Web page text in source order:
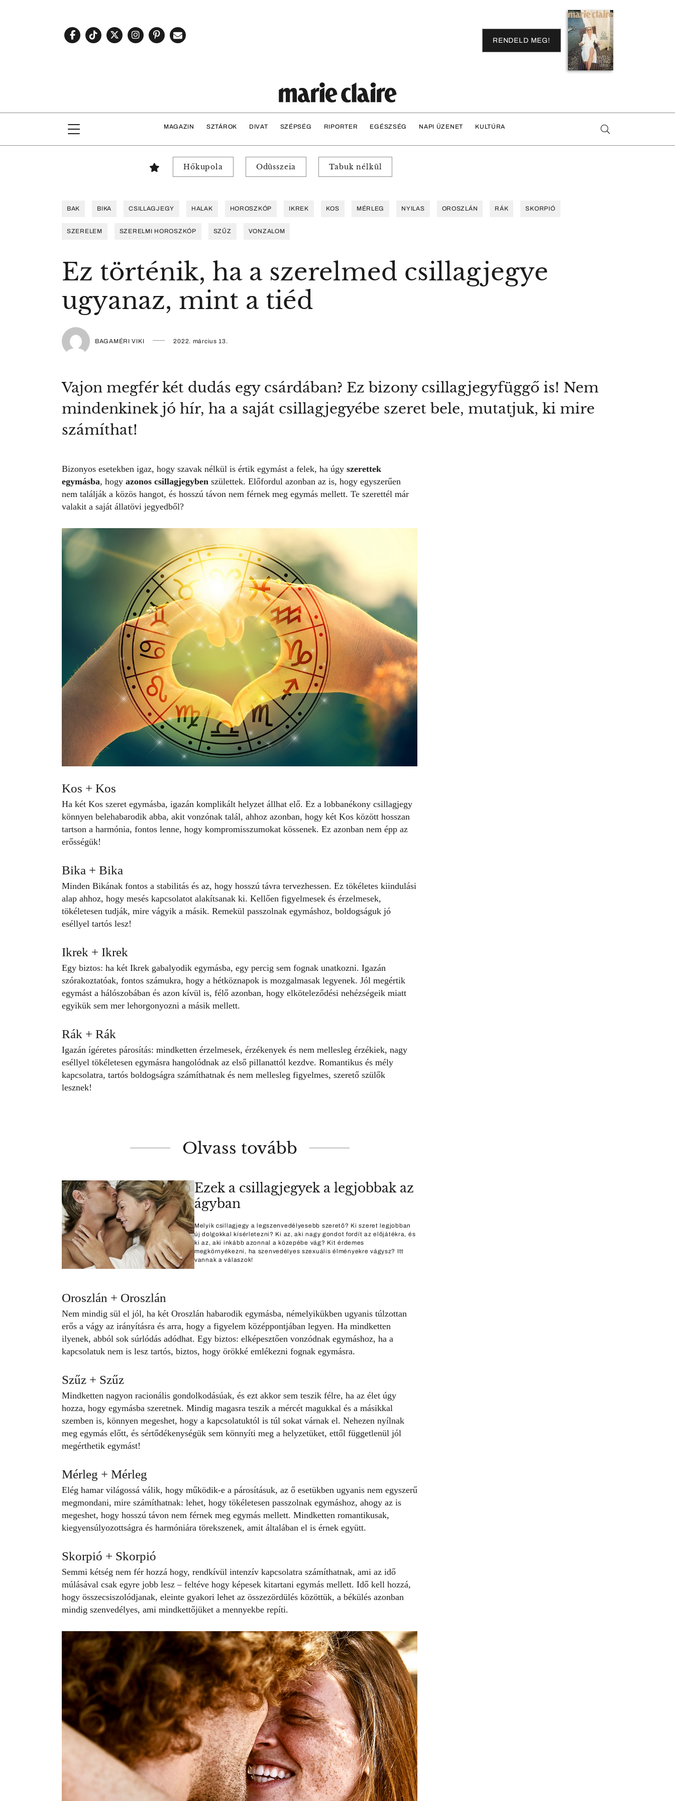
RENDELD MEG!
MAGAZIN SZTÁROK DIVAT SZÉPSÉG RIPORTER EGÉSZSÉG NAPI ÜZENET KULTÚRA
Hőkupola Odüsszeia Tabuk nélkül
BAK BIKA CSILLAGJEGY HALAK HOROSZKÓP IKREK KOS MÉRLEG NYILAS OROSZLÁN RÁK SKORPIÓ
SZERELEM SZERELMI HOROSZKÓP SZŰZ VONZALOM
Ez történik, ha a szerelmed csillagjegye
ugyanaz, mint a tiéd
BAGAMÉRI VIKI 2022. március 13.
Vajon megfér két dudás egy csárdában? Ez bizony csillagjegyfüggő is! Nem
mindenkinek jó hír, ha a saját csillagjegyébe szeret bele, mutatjuk, ki mire
számíthat!
Bizonyos esetekben igaz, hogy szavak nélkül is értik egymást a felek, ha úgy szerettek
egymásba, hogy azonos csillagjegyben születtek. Előfordul azonban az is, hogy egyszerűen
nem találják a közös hangot, és hosszú távon nem férnek meg egymás mellett. Te szerettél már
valakit a saját állatövi jegyedből?
Kos + Kos
Ha két Kos szeret egymásba, igazán komplikált helyzet állhat elő. Ez a lobbanékony csillagjegy
könnyen belehabarodik abba, akit vonzónak talál, ahhoz azonban, hogy két Kos között hosszan
tartson a harmónia, fontos lenne, hogy kompromisszumokat kössenek. Ez azonban nem épp az
erősségük!
Bika + Bika
Minden Bikának fontos a stabilitás és az, hogy hosszú távra tervezhessen. Ez tökéletes kiindulási
alap ahhoz, hogy mesés kapcsolatot alakítsanak ki. Kellően figyelmesek és érzelmesek,
tökéletesen tudják, mire vágyik a másik. Remekül passzolnak egymáshoz, boldogságuk jó
eséllyel tartós lesz!
Ikrek + Ikrek
Egy biztos: ha két Ikrek gabalyodik egymásba, egy percig sem fognak unatkozni. Igazán
szórakoztatóak, fontos számukra, hogy a hétköznapok is mozgalmasak legyenek. Jól megértik
egymást a hálószobában és azon kívül is, félő azonban, hogy elköteleződési nehézségeik miatt
egyikük sem mer lehorgonyozni a másik mellett.
Rák + Rák
Igazán ígéretes párosítás: mindketten érzelmesek, érzékenyek és nem mellesleg érzékiek, nagy
eséllyel tökéletesen egymásra hangolódnak az első pillanattól kezdve. Romantikus és mély
kapcsolatra, tartós boldogságra számíthatnak és nem mellesleg figyelmes, szerető szülők
lesznek!
Olvass tovább
Ezek a csillagjegyek a legjobbak az
ágyban
Melyik csillagjegy a legszenvedélyesebb szerető? Ki szeret legjobban
új dolgokkal kísérletezni? Ki az, aki nagy gondot fordít az előjátékra, és
ki az, aki inkább azonnal a közepébe vág? Kit érdemes
megkörnyékezni, ha szenvedélyes szexuális élményekre vágysz? Itt
vannak a válaszok!
Oroszlán + Oroszlán
Nem mindig sül el jól, ha két Oroszlán habarodik egymásba, némelyikükben ugyanis túlzottan
erős a vágy az irányításra és arra, hogy a figyelem középpontjában legyen. Ha mindketten
ilyenek, abból sok súrlódás adódhat. Egy biztos: elképesztően vonzódnak egymáshoz, ha a
kapcsolatuk nem is lesz tartós, biztos, hogy örökké emlékezni fognak egymásra.
Szűz + Szűz
Mindketten nagyon racionális gondolkodásúak, és ezt akkor sem teszik félre, ha az élet úgy
hozza, hogy egymásba szeretnek. Mindig magasra teszik a mércét magukkal és a másikkal
szemben is, könnyen megeshet, hogy a kapcsolatuktól is túl sokat várnak el. Nehezen nyílnak
meg egymás előtt, és sértődékenységük sem könnyíti meg a helyzetüket, ettől függetlenül jól
megérthetik egymást!
Mérleg + Mérleg
Elég hamar világossá válik, hogy működik-e a párosításuk, az ő esetükben ugyanis nem egyszerű
megmondani, mire számíthatnak: lehet, hogy tökéletesen passzolnak egymáshoz, ahogy az is
megeshet, hogy hosszú távon nem férnek meg egymás mellett. Mindketten romantikusak,
kiegyensúlyozottságra és harmóniára törekszenek, amit általában el is érnek együtt.
Skorpió + Skorpió
Semmi kétség nem fér hozzá hogy, rendkívül intenzív kapcsolatra számíthatnak, ami az idő
múlásával csak egyre jobb lesz– feltéve hogy képesek kitartani egymás mellett. Idő kell hozzá,
hogy összecsiszolódjanak, eleinte gyakori lehet az összezördülés közöttük, a békülés azonban
mindig szenvedélyes, ami mindkettőjüket a mennyekbe repíti.